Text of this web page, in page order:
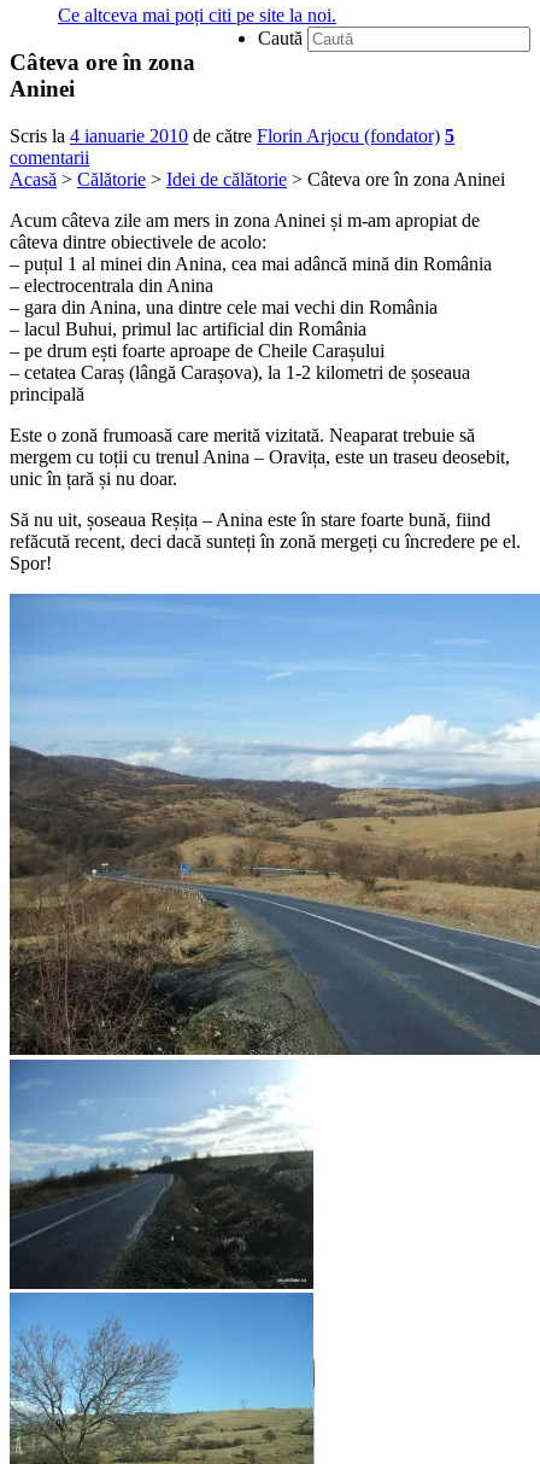
Ce altceva mai poți citi pe site la noi.
Caută
Câteva ore în zona
Aninei
Scris la 4 ianuarie 2010 de către Florin Arjocu (fondator) 5
comentarii
Acasă > Călătorie > Idei de călătorie > Câteva ore în zona Aninei
Acum câteva zile am mers in zona Aninei și m-am apropiat de
câteva dintre obiectivele de acolo:
– puțul 1 al minei din Anina, cea mai adâncă mină din România
– electrocentrala din Anina
– gara din Anina, una dintre cele mai vechi din România
– lacul Buhui, primul lac artificial din România
– pe drum ești foarte aproape de Cheile Carașului
– cetatea Caraș (lângă Carașova), la 1-2 kilometri de șoseaua
principală
Este o zonă frumoasă care merită vizitată. Neaparat trebuie să
mergem cu toții cu trenul Anina – Oravița, este un traseu deosebit,
unic în țară și nu doar.
Să nu uit, șoseaua Reșița – Anina este în stare foarte bună, fiind
refăcută recent, deci dacă sunteți în zonă mergeți cu încredere pe el.
Spor!